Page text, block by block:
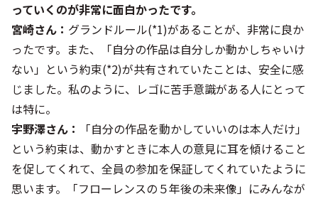
っていくのが非常に面白かったです。
宮崎さん： グランドルール(*1)があることが、非常に良か
ったです。また、「自分の作品は自分しか動かしちゃいけ
ない」という約束(*2)が共有されていたことは、安全に感
じました。私のように、レゴに苦手意識がある人にとって
は特に。
宇野澤さん：
「自分の作品を動かしていいのは本人だけ」
という約束は、動かすときに本人の意見に耳を傾けること
を促してくれて、全員の参加を保証してくれていたように
思います。「フローレンスの５年後の未来像」にみんなが